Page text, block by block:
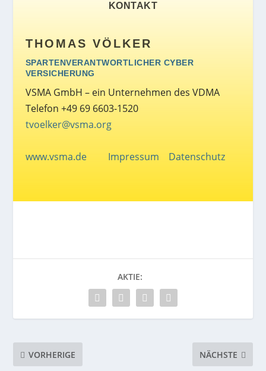
KONTAKT
THOMAS VÖLKER
SPARTENVERANTWORTLICHER CYBER
VERSICHERUNG
VSMA GmbH – ein Unternehmen des VDMA
Telefon +49 69 6603-1520
tvoelker@vsma.org
www.vsma.de Impressum Datenschutz
AKTIE:
VORHERIGE NÄCHSTE